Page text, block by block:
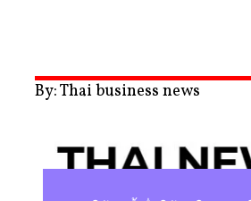
By: Thai business news